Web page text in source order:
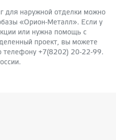
для наружной отделки можно
«Орион-Металл». Если у
или нужна помощь с
проект, вы можете
телефону +7(8202) 20-22-99.